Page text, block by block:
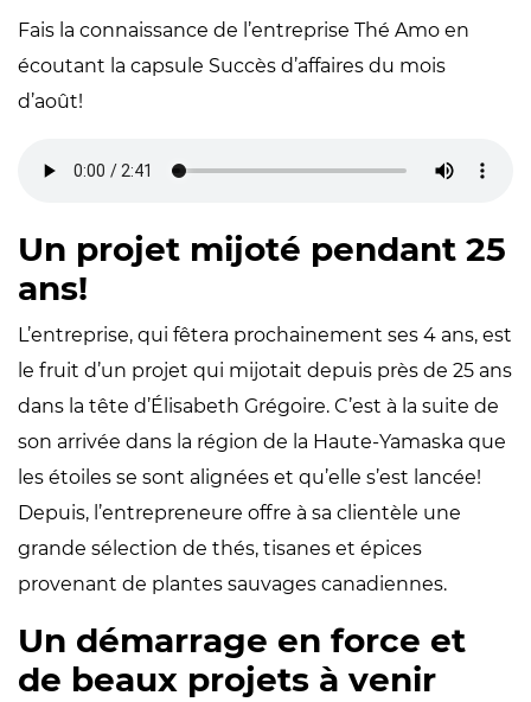
Fais la connaissance de l’entreprise Thé Amo en
écoutant la capsule Succès d’affaires du mois
d’août!
Un projet mijoté pendant 25
ans!
L’entreprise, qui fêtera prochainement ses 4 ans, est
le fruit d’un projet qui mijotait depuis près de 25 ans
dans la tête d’Élisabeth Grégoire. C’est à la suite de
son arrivée dans la région de la Haute-Yamaska que
les étoiles se sont alignées et qu’elle s’est lancée!
Depuis, l’entrepreneure offre à sa clientèle une
grande sélection de thés, tisanes et épices
provenant de plantes sauvages canadiennes.
Un démarrage en force et
de beaux projets à venir